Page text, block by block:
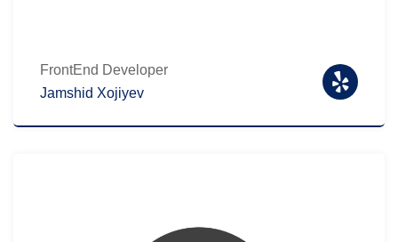
FrontEnd Developer
Jamshid Xojiyev